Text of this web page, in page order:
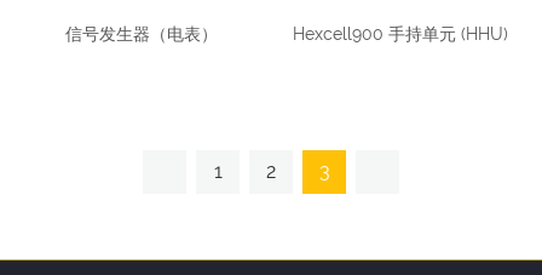
信号发生器（电表） Hexcell900 手持单元 (HHU)
1 2 3